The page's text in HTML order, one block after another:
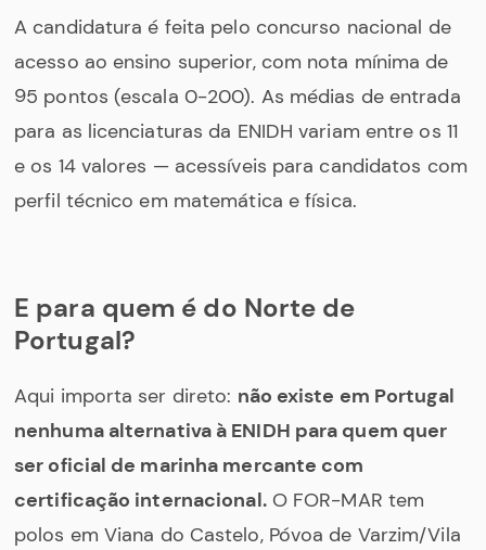
A candidatura é feita pelo concurso nacional de
acesso ao ensino superior, com nota mínima de
95 pontos (escala 0-200). As médias de entrada
para as licenciaturas da ENIDH variam entre os 11
e os 14 valores — acessíveis para candidatos com
perfil técnico em matemática e física.
E para quem é do Norte de
Portugal?
Aqui importa ser direto: não existe em Portugal
nenhuma alternativa à ENIDH para quem quer
ser oficial de marinha mercante com
certificação internacional.O FOR-MAR tem
polos em Viana do Castelo, Póvoa de Varzim/Vila